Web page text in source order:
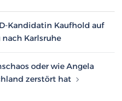
Kandidatin Kaufhold auf
nach Karlsruhe
oder wie Angela
zerstört hat